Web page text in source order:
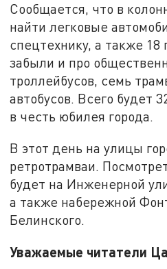
Сообщается, что в
найти легковые
спецтехнику, а также 18
забыли и про
троллейбусов, семь
автобусов. Всего будет
в честь юбилея города.
В этот день на улицы
ретротрамваи.
будет на Инженерной
а также набережной
Белинского.
Уважаемые читатели